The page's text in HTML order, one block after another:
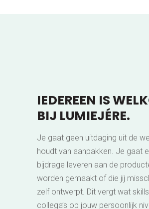
IEDEREEN IS
BIJ LUMIEJÉRE.
Je gaat geen uitdaging uit de
houdt van aanpakken. Je gaat
bijdrage leveren aan de
worden gemaakt of die jij
zelf ontwerpt. Dit vergt wat
collega’s op jouw persoonlijk